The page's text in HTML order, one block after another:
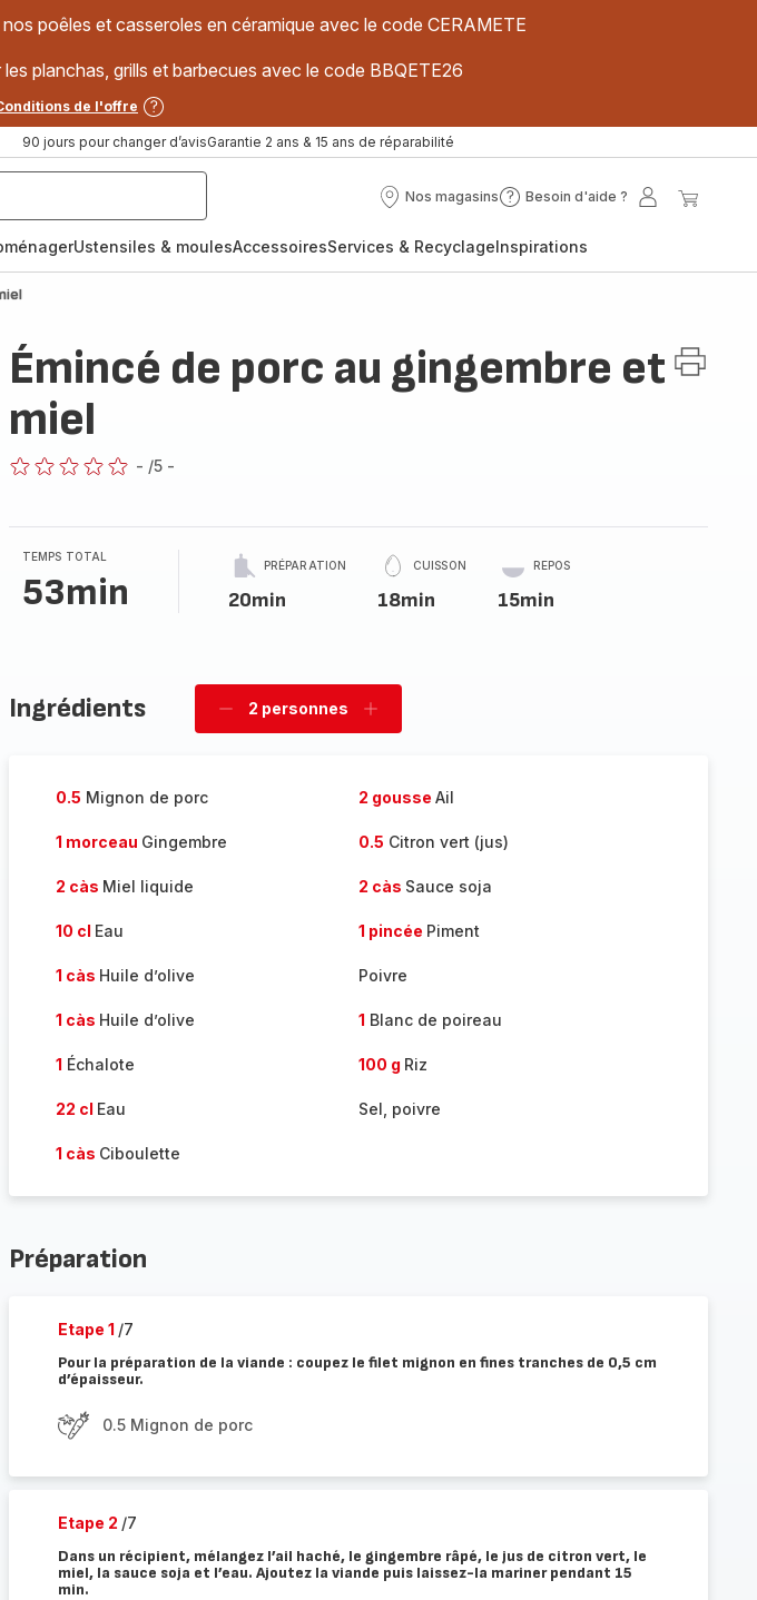
poêles et casseroles en céramique avec le code CERAMETE
planchas, grills et barbecues avec le code BBQETE26
de l'offre
90 jours pour changer d’avisGarantie 2 ans & 15 ans de réparabilité
Nos magasins
Nos
Besoin d'aide ?
Besoin
?
Mon
Ustensiles & moulesAccessoiresServices & RecyclageInspirations
Émincé de porc au gingembre et
miel
- /5 -
TEMPS TOTAL
53min
PRÉPARATION
20min
CUISSON
18min
REPOS
15min
Ingrédients
Supprimer
2 personnes
Ajouter
0.5 Mignon de porc 2 gousse Ail
1 morceau Gingembre 0.5 Citron vert (jus)
2 càs Miel liquide 2 càs Sauce soja
10 cl Eau 1 pincée Piment
1 càs Huile d’olive Poivre
1 càs Huile d’olive 1 Blanc de poireau
1 Échalote 100 g Riz
22 cl Eau Sel, poivre
1 càs Ciboulette
Préparation
Etape 1 /7
Pour la préparation de la viande : coupez le filet mignon en fines tranches de 0,5 cm
d’épaisseur.
0.5 Mignon de porc
Etape 2 /7
Dans un récipient, mélangez l’ail haché, le gingembre râpé, le jus de citron vert, le
miel, la sauce soja et l’eau. Ajoutez la viande puis laissez-la mariner pendant 15
min.